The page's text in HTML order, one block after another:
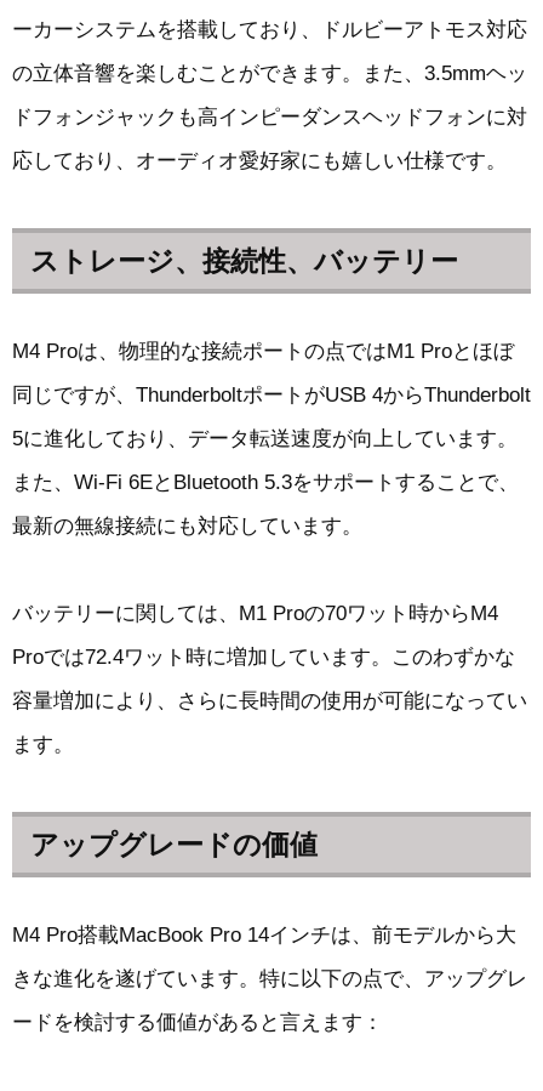
ーカーシステムを搭載しており、ドルビーアトモス対応
の立体音響を楽しむことができます。また、3.5mmヘッ
ドフォンジャックも高インピーダンスヘッドフォンに対
応しており、オーディオ愛好家にも嬉しい仕様です。
ストレージ、接続性、バッテリー
M4 Proは、物理的な接続ポートの点ではM1 Proとほぼ
同じですが、ThunderboltポートがUSB 4からThunderbolt
5に進化しており、データ転送速度が向上しています。
また、Wi-Fi 6EとBluetooth 5.3をサポートすることで、
最新の無線接続にも対応しています。
バッテリーに関しては、M1 Proの70ワット時からM4
Proでは72.4ワット時に増加しています。このわずかな
容量増加により、さらに長時間の使用が可能になってい
ます。
アップグレードの価値
M4 Pro搭載MacBook Pro 14インチは、前モデルから大
きな進化を遂げています。特に以下の点で、アップグレ
ードを検討する価値があると言えます：